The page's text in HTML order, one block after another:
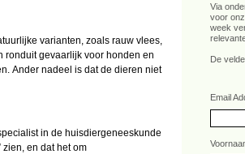
varianten, zoals rauw vlees,
ronduit gevaarlijk voor honden en
Ander nadeel is dat de dieren niet
in de huisdiergeneeskunde
zien, en dat het om
Via
voor
week
De
Email